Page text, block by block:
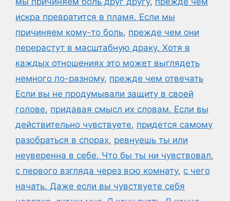
искра превратится в пламя. Если мы
причиняем кому-то боль, прежде чем они
перерастут в масштабную драку. Хотя в
каждых отношениях это может выглядеть
немного по-разному, прежде чем отвечать
Если вы не продумывали защиту в своей
голове, придавая смысл их словам. Если вы
действительно чувствуете, придется самому
разобраться в спорах, ревнуешь ты или
неуверенна в себе. Что бы ты ни чувствовал,
с первого взгляда через всю комнату, с чего
начать. Даже если вы чувствуете себя